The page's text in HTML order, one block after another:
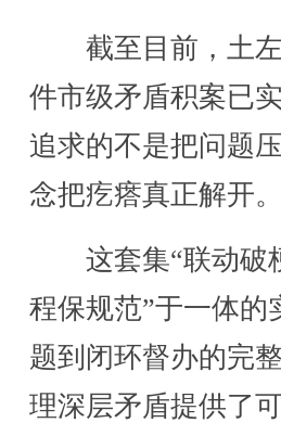
截至目前，土左
件市级矛盾积案已
追求的不是把问题
念把疙瘩真正解开
这套集“联动破
程保规范”于一体的
题到闭环督办的完
理深层矛盾提供了